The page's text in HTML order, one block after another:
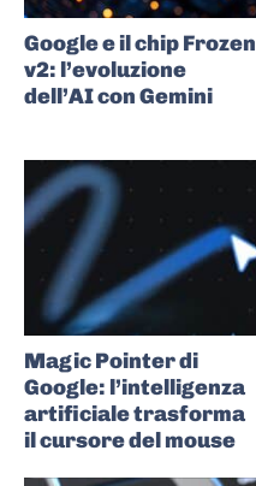
Google e il chip Frozen
v2: l’evoluzione
dell’AI con Gemini
Magic Pointer di
Google: l’intelligenza
artificiale trasforma
il cursore del mouse